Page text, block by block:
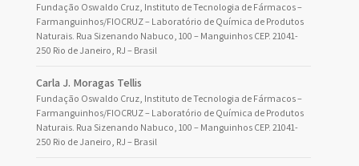
Fundação Oswaldo Cruz, Instituto de Tecnologia de Fármacos –
Farmanguinhos/FIOCRUZ – Laboratório de Química de Produtos
Naturais. Rua Sizenando Nabuco, 100 – Manguinhos CEP. 21041-
250 Rio de Janeiro, RJ – Brasil
Carla J. Moragas Tellis
Fundação Oswaldo Cruz, Instituto de Tecnologia de Fármacos –
Farmanguinhos/FIOCRUZ – Laboratório de Química de Produtos
Naturais. Rua Sizenando Nabuco, 100 – Manguinhos CEP. 21041-
250 Rio de Janeiro, RJ – Brasil